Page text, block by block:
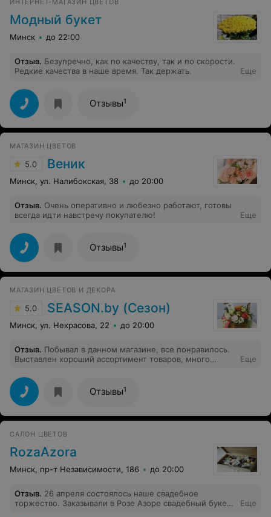
ИНТЕРНЕТ-МАГАЗИН ЦВЕТОВ
Модный букет
Минск до 22:00
Отзыв. Безупречно, как по качеству, так и по скорости.
Редкие качества в наше время. Так держать.
Еще
Отзывы1
МАГАЗИН ЦВЕТОВ
5.0 Веник
Минск, ул. Налибокская, 38 до 20:00
Отзыв. Очень оперативно и любезно работают, готовы
всегда идти навстречу покупателю!
Еще
Отзывы1
МАГАЗИН ЦВЕТОВ И ДЕКОРА
5.0 SEASON.by (Сезон)
Минск, ул. Некрасова, 22 до 20:00
Отзыв. Побывал в данном магазине, все понравилось.
Выставлен хороший ассортимент товаров, много
цветов. Заказал композицию из цветов к коробочке,
для ребенка на школьную линейку. Девочки флористы
были вежливые, хорошо проконсультировали, спасибо
им. Остался доволен.
Еще
Отзывы1
САЛОН ЦВЕТОВ
RozaAzora
Минск, пр-т Независимости, 186 до 20:00
Отзыв. 26 апреля состоялось наше свадебное
торжество. Заказывали в Розе Азоре свадебный букет,
Еще